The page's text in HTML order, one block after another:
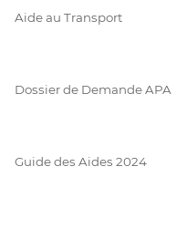
Aide au Transport
Dossier de Demande APA
Guide des Aides 2024